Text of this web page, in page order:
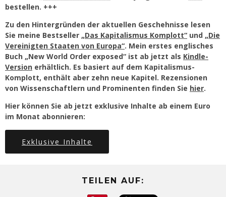
bestellen. +++
Zu den Hintergründen der aktuellen Geschehnisse lesen
Sie meine Bestseller „Das Kapitalismus Komplott“ und „Die
Vereinigten Staaten von Europa“. Mein erstes englisches
Buch „New World Order exposed“ ist ab jetzt als Kindle-
Version erhältlich. Es basiert auf dem Kapitalismus-
Komplott, enthält aber zehn neue Kapitel. Rezensionen
von Wissenschaftlern und Prominenten finden Sie hier.
Hier können Sie ab jetzt exklusive Inhalte ab einem Euro
im Monat abonnieren:
Exklusive Inhalte
TEILEN AUF: